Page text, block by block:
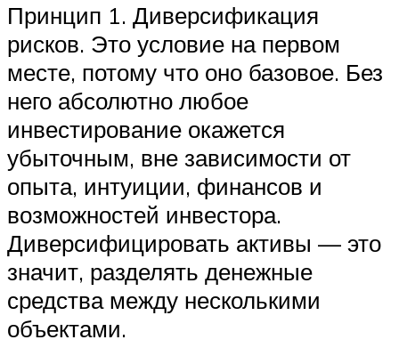
Принцип 1. Диверсификация
рисков. Это условие на первом
месте, потому что оно базовое. Без
него абсолютно любое
инвестирование окажется
убыточным, вне зависимости от
опыта, интуиции, финансов и
возможностей инвестора.
Диверсифицировать активы — это
значит, разделять денежные
средства между несколькими
объектами.